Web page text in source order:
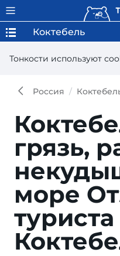
Тонкости используют
Коктебель
Россия
грязь,
море
туриста